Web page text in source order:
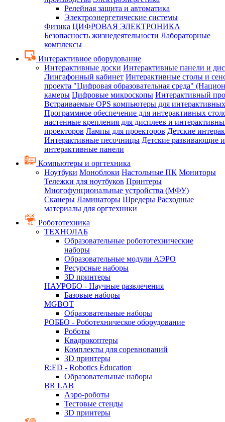
Релейная защита и автоматика
Электроэнергетические системы
Физика ЦИФРОВАЯ ЭЛЕКТРОНИКА
Безопасность жизнедеятельности Лабораторные
комплексы
Интерактивное оборудование
Интерактивные доски Интерактивные панели и
Лингафонный кабинет Интерактивные столы и
проекта "Цифровая образовательная среда"
камеры Цифровые микроскопы Интерактивный
Встраиваемые OPS компьютеры для
Программное обеспечение для интерактивных
настенные крепления для дисплеев и
проекторов Лампы для проекторов Детские
Интерактивные песочницы Детские развивающие
интерактивные панели
Компьютеры и оргтехника
Ноутбуки Моноблоки Настольные ПК Мониторы
Тележки для ноутбуков Принтеры
Многофунциональные устройства (МФУ)
Сканеры Ламинаторы Шредеры Расходные
материалы для оргтехники
Робототехника
ТЕХНОЛАБ
Образовательные робототехнические
наборы
Образовательные модули АЭРО
Ресурсные наборы
3D принтеры
НАУРОБО - Научные развлечения
Базовые наборы
MGBOT
Образовательные наборы
РОББО - Роботехническое оборудование
Роботы
Квадрокоптеры
Комплекты для соревнований
3D принтеры
R:ED - Robotics Education
Образовательные наборы
BR LAB
Аэро-роботы
Тестовые стенды
3D принтеры